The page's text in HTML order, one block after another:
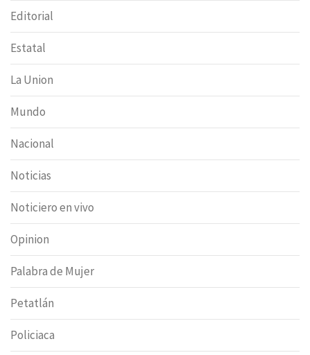
Editorial
Estatal
La Union
Mundo
Nacional
Noticias
Noticiero en vivo
Opinion
Palabra de Mujer
Petatlán
Policiaca